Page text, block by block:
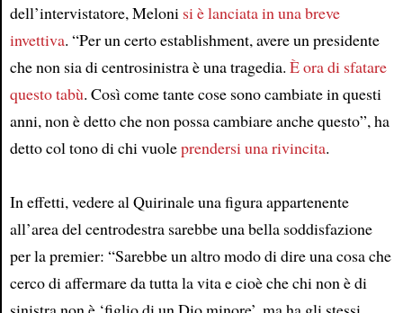
dell’intervistatore, Meloni si è lanciata in una breve
invettiva. “Per un certo establishment, avere un presidente
che non sia di centrosinistra è una tragedia. È ora di sfatare
questo tabù. Così come tante cose sono cambiate in questi
anni, non è detto che non possa cambiare anche questo”, ha
detto col tono di chi vuoleprendersi una rivincita.
In effetti, vedere al Quirinale una figura appartenente
all’area del centrodestra sarebbe una bella soddisfazione
per la premier: “Sarebbe un altro modo di dire una cosa che
cerco di affermare da tutta la vita e cioè che chi non è di